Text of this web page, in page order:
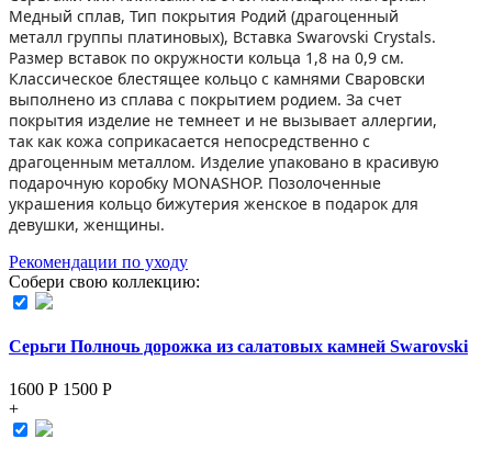
Медный сплав, Тип покрытия Родий (драгоценный
металл группы платиновых), Вставка Swarovski Crystals.
Размер вставок по окружности кольца 1,8 на 0,9 см.
Классическое блестящее кольцо с камнями Сваровски
выполнено из сплава с покрытием родием. За счет
покрытия изделие не темнеет и не вызывает аллергии,
так как кожа соприкасается непосредственно с
драгоценным металлом. Изделие упаковано в красивую
подарочную коробку MONASHOP. Позолоченные
украшения кольцо бижутерия женское в подарок для
девушки, женщины.
Рекомендации по уходу
Собери свою коллекцию:
Серьги Полночь дорожка из салатовых камней Swarovski
1600 Р 1500 Р
+